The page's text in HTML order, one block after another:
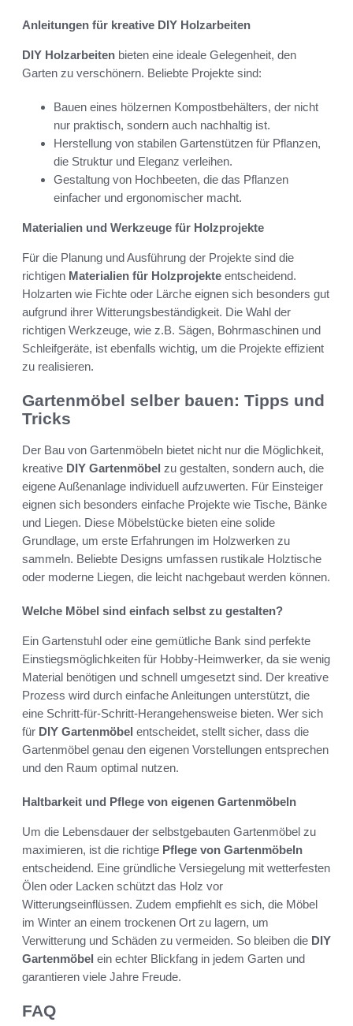
Anleitungen für kreative DIY Holzarbeiten
DIY Holzarbeiten bieten eine ideale Gelegenheit, den
Garten zu verschönern. Beliebte Projekte sind:
Bauen eines hölzernen Kompostbehälters, der nicht
nur praktisch, sondern auch nachhaltig ist.
Herstellung von stabilen Gartenstützen für Pflanzen,
die Struktur und Eleganz verleihen.
Gestaltung von Hochbeeten, die das Pflanzen
einfacher und ergonomischer macht.
Materialien und Werkzeuge für Holzprojekte
Für die Planung und Ausführung der Projekte sind die
richtigen Materialien für Holzprojekte entscheidend.
Holzarten wie Fichte oder Lärche eignen sich besonders gut
aufgrund ihrer Witterungsbeständigkeit. Die Wahl der
richtigen Werkzeuge, wie z.B. Sägen, Bohrmaschinen und
Schleifgeräte, ist ebenfalls wichtig, um die Projekte effizient
zu realisieren.
Gartenmöbel selber bauen: Tipps und
Tricks
Der Bau von Gartenmöbeln bietet nicht nur die Möglichkeit,
kreative DIY Gartenmöbel zu gestalten, sondern auch, die
eigene Außenanlage individuell aufzuwerten. Für Einsteiger
eignen sich besonders einfache Projekte wie Tische, Bänke
und Liegen. Diese Möbelstücke bieten eine solide
Grundlage, um erste Erfahrungen im Holzwerken zu
sammeln. Beliebte Designs umfassen rustikale Holztische
oder moderne Liegen, die leicht nachgebaut werden können.
Welche Möbel sind einfach selbst zu gestalten?
Ein Gartenstuhl oder eine gemütliche Bank sind perfekte
Einstiegsmöglichkeiten für Hobby-Heimwerker, da sie wenig
Material benötigen und schnell umgesetzt sind. Der kreative
Prozess wird durch einfache Anleitungen unterstützt, die
eine Schritt-für-Schritt-Herangehensweise bieten. Wer sich
für DIY Gartenmöbel entscheidet, stellt sicher, dass die
Gartenmöbel genau den eigenen Vorstellungen entsprechen
und den Raum optimal nutzen.
Haltbarkeit und Pflege von eigenen Gartenmöbeln
Um die Lebensdauer der selbstgebauten Gartenmöbel zu
maximieren, ist die richtige Pflege von Gartenmöbeln
entscheidend. Eine gründliche Versiegelung mit wetterfesten
Ölen oder Lacken schützt das Holz vor
Witterungseinflüssen. Zudem empfiehlt es sich, die Möbel
im Winter an einem trockenen Ort zu lagern, um
Verwitterung und Schäden zu vermeiden. So bleiben die DIY
Gartenmöbel ein echter Blickfang in jedem Garten und
garantieren viele Jahre Freude.
FAQ